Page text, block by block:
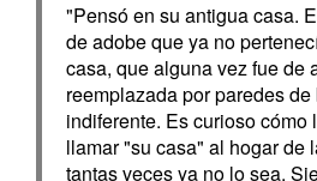
"Pensó en su antigua casa.
de adobe que ya no
casa, que alguna vez fue de
reemplazada por paredes
indiferente. Es curioso cómo
llamar "su casa" al hogar de
tantas veces ya no lo sea.